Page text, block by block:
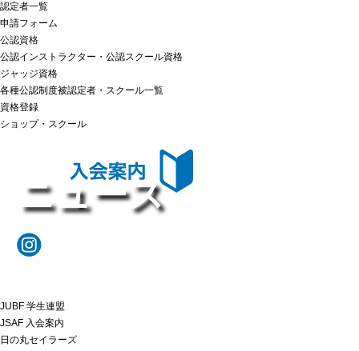
ニュース
認定者一覧
申請フォーム
公認資格
公認インストラクター・公認スクール資格
ジャッジ資格
各種公認制度被認定者・スクール一覧
資格登録
ショップ・スクール
JUBF 学生連盟
JSAF 入会案内
日の丸セイラーズ